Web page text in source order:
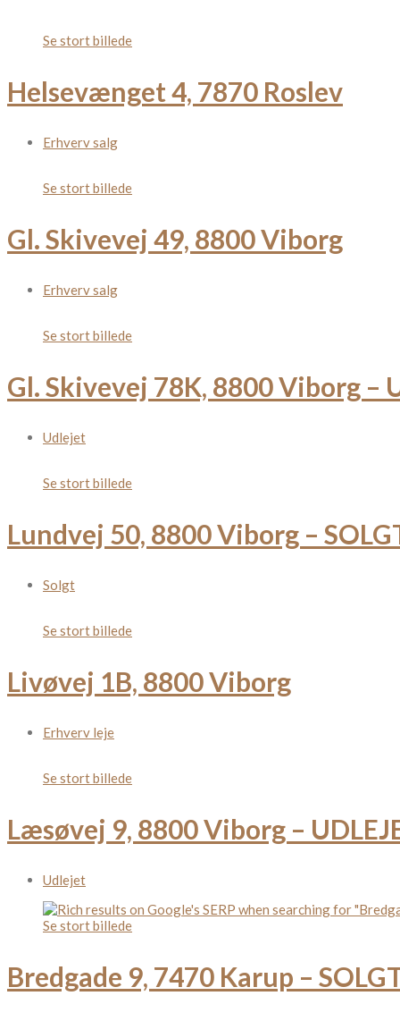
Se stort billede
Helsevænget 4, 7870 Roslev
Erhverv salg
Se stort billede
Gl. Skivevej 49, 8800 Viborg
Erhverv salg
Se stort billede
Gl. Skivevej 78K, 8800 Viborg –
Udlejet
Se stort billede
Lundvej 50, 8800 Viborg –
Solgt
Se stort billede
Livøvej 1B, 8800 Viborg
Erhverv leje
Se stort billede
Læsøvej 9, 8800 Viborg –
Udlejet
Se stort billede
Bredgade 9, 7470 Karup –